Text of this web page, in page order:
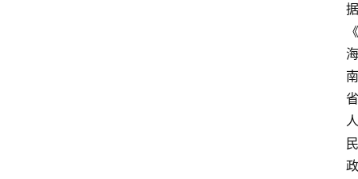
据
《
海
南
省
人
民
政